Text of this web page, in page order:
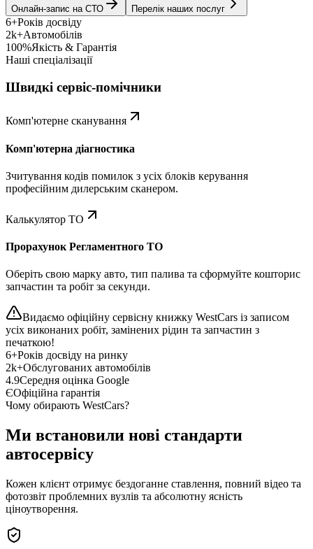
Онлайн-запис на СТО Перелік наших послуг
6+Років досвіду
2k+Автомобілів
100%Якість & Гарантія
Наші спеціалізації
Швидкі сервіс-помічники
Комп'ютерне сканування
Комп'ютерна діагностика
Зчитування кодів помилок з усіх блоків керування
професійним дилерським сканером.
Калькулятор ТО
Прорахунок Регламентного ТО
Оберіть свою марку авто, тип палива та сформуйте кошторис
запчастин та робіт за секунди.
Видаємо офіційну сервісну книжку WestCars із записом
усіх виконаних робіт, замінених рідин та запчастин з
печаткою!
6+Років досвіду на ринку
2k+Обслугованих автомобілів
4.9Середня оцінка Google
ЄОфіційна гарантія
Чому обирають WestCars?
Ми встановили нові стандарти
автосервісу
Кожен клієнт отримує бездоганне ставлення, повний відео та
фотозвіт проблемних вузлів та абсолютну ясність
ціноутворення.